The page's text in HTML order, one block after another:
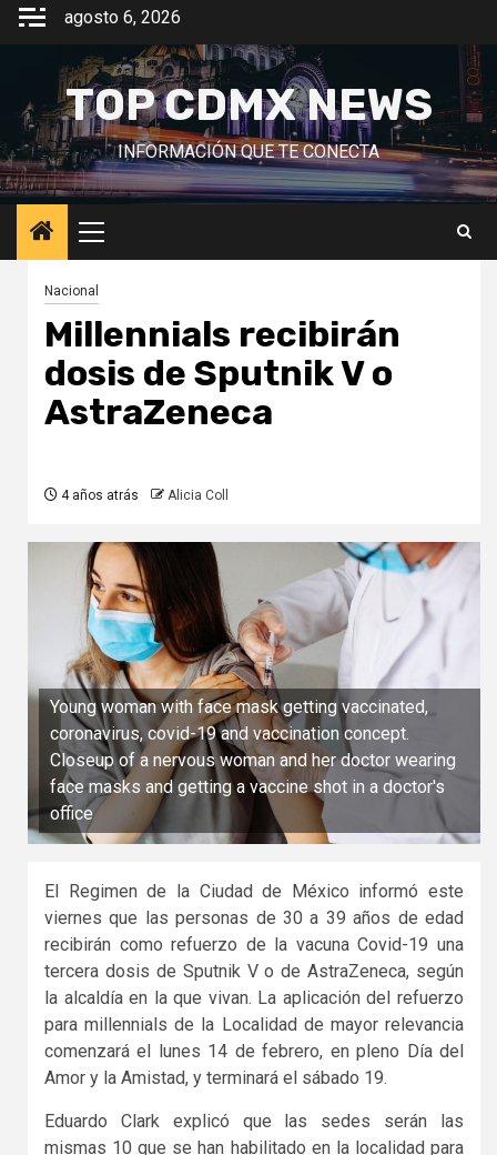
Saltar
contenido
agosto 6, 2026
TOP CDMX NEWS
INFORMACIÓN QUE TE CONECTA
Menú
principal
Nacional
Millennials recibirán
dosis de Sputnik V o
AstraZeneca
4 años atrás Alicia Coll
Young woman with face mask getting vaccinated,
coronavirus, covid-19 and vaccination concept.
Closeup of a nervous woman and her doctor wearing
face masks and getting a vaccine shot in a doctor's
office
El Regimen de la Ciudad de México informó este
viernes que las personas de 30 a 39 años de edad
recibirán como refuerzo de la vacuna Covid-19 una
tercera dosis de Sputnik V o de AstraZeneca, según
la alcaldía en la que vivan. La aplicación del refuerzo
para millennials de la Localidad de mayor relevancia
comenzará el lunes 14 de febrero, en pleno Día del
Amor y la Amistad, y terminará el sábado 19.
Eduardo Clark explicó que las sedes serán las
mismas 10 que se han habilitado en la localidad para